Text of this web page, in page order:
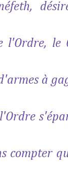
l'Ordre, le
à
compter